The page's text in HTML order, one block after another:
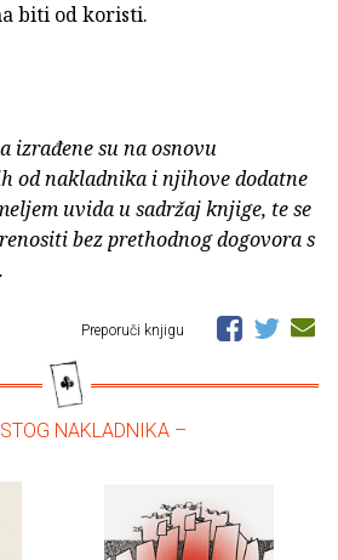
biti od koristi.
izrađene su na osnovu
od nakladnika i njihove dodatne
uvida u sadržaj knjige, te se
bez prethodnog dogovora s
Preporuči knjigu
NAKLADNIKA –